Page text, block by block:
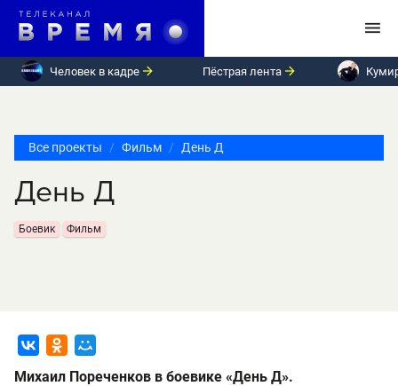
Человек в кадре Пёстрая лента
Все проекты Фильм День Д
День Д
Боевик Фильм
Михаил Пореченков в боевике «День Д».